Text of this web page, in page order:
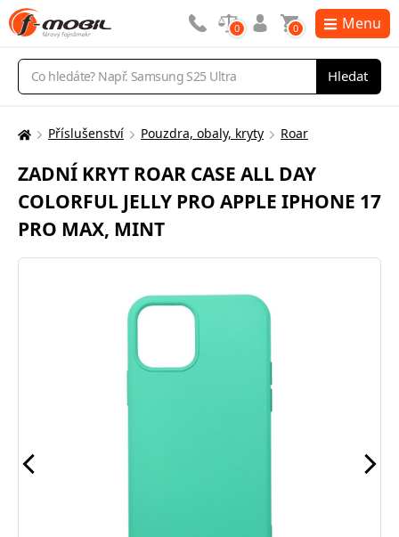
Vyhledávání
Hledat
0 0 Menu
Zde
nacházíte:
Příslušenství Pouzdra, obaly, kryty Roar
ZADNÍ KRYT ROAR CASE ALL DAY
COLORFUL JELLY PRO APPLE IPHONE 17
PRO MAX, MINT